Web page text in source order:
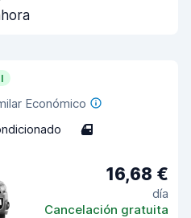
Económico
4
16,68 €
día
Cancelación gratuita